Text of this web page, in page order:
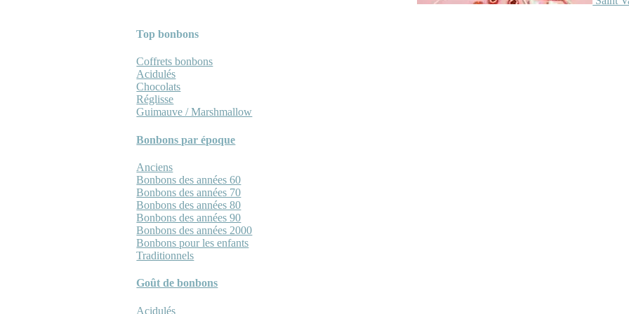
Top bonbons
Coffrets bonbons
Acidulés
Chocolats
Réglisse
Guimauve / Marshmallow
Bonbons par époque
Anciens
Bonbons des années 60
Bonbons des années 70
Bonbons des années 80
Bonbons des années 90
Bonbons des années 2000
Bonbons pour les enfants
Traditionnels
Goût de bonbons
Acidulés